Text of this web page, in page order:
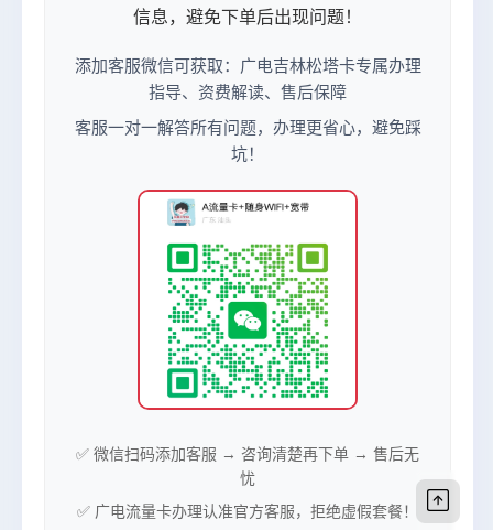
信息，避免下单后出现问题！
添加客服微信可获取：广电吉林松塔卡专属办理
指导、资费解读、售后保障
客服一对一解答所有问题，办理更省心，避免踩
坑！
✅ 微信扫码添加客服 → 咨询清楚再下单 → 售后无
忧
✅ 广电流量卡办理认准官方客服，拒绝虚假套餐！